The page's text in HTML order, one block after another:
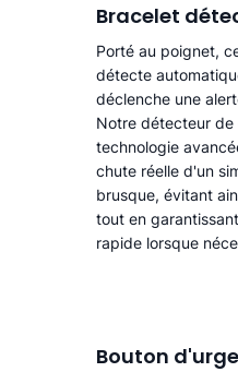
Bracelet
Porté au poignet,
détecte
déclenche une
Notre détecteur de
technologie
chute réelle d'un
brusque, évitant
tout en
rapide lorsque
Bouton